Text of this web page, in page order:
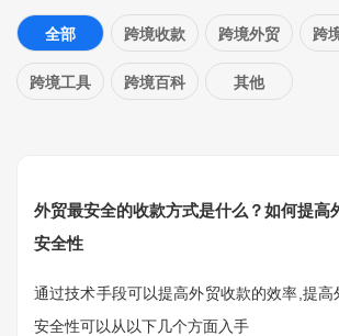
全部 跨境收款 跨境外贸 跨
跨境工具 跨境百科 其他
外贸最安全的收款方式是什么？如何提高
安全性
通过技术手段可以提高外贸收款的效率,提高
安全性可以从以下几个方面入手